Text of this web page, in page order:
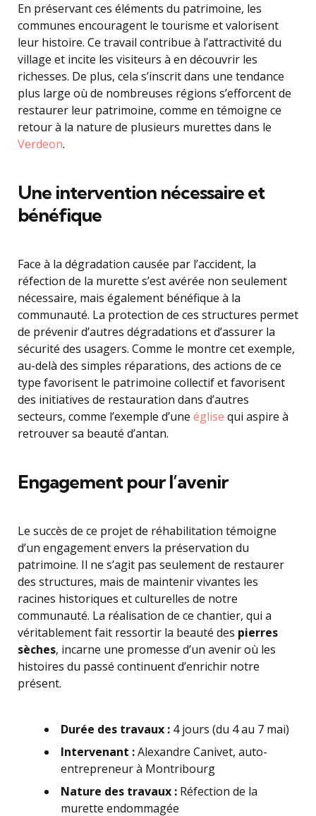
En préservant ces éléments du patrimoine, les
communes encouragent le tourisme et valorisent
leur histoire. Ce travail contribue à l’attractivité du
village et incite les visiteurs à en découvrir les
richesses. De plus, cela s’inscrit dans une tendance
plus large où de nombreuses régions s’efforcent de
restaurer leur patrimoine, comme en témoigne ce
retour à la nature de plusieurs murettes dans le
Verdeon.
Une intervention nécessaire et
bénéfique
Face à la dégradation causée par l’accident, la
réfection de la murette s’est avérée non seulement
nécessaire, mais également bénéfique à la
communauté. La protection de ces structures permet
de prévenir d’autres dégradations et d’assurer la
sécurité des usagers. Comme le montre cet exemple,
au-delà des simples réparations, des actions de ce
type favorisent le patrimoine collectif et favorisent
des initiatives de restauration dans d’autres
secteurs, comme l’exemple d’une église qui aspire à
retrouver sa beauté d’antan.
Engagement pour l’avenir
Le succès de ce projet de réhabilitation témoigne
d’un engagement envers la préservation du
patrimoine. Il ne s’agit pas seulement de restaurer
des structures, mais de maintenir vivantes les
racines historiques et culturelles de notre
communauté. La réalisation de ce chantier, qui a
véritablement fait ressortir la beauté des pierres
sèches, incarne une promesse d’un avenir où les
histoires du passé continuent d’enrichir notre
présent.
Durée des travaux : 4 jours (du 4 au 7 mai)
Intervenant :Alexandre Canivet, auto-
entrepreneur à Montribourg
Nature des travaux : Réfection de la
murette endommagée